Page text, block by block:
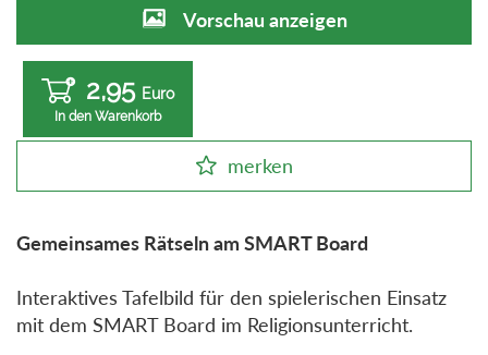
Vorschau anzeigen
2,95 Euro
In den Warenkorb
merken
Gemeinsames Rätseln am SMART Board
Interaktives Tafelbild für den spielerischen Einsatz
mit dem SMART Board im Religionsunterricht.